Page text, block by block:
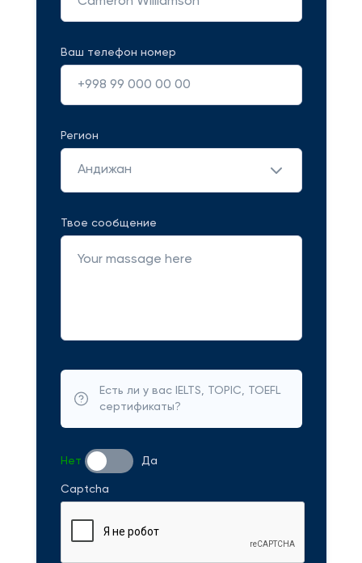
Ваш телефон номер
Регион
Андижан
Твое сообщение
Есть ли у вас IELTS, TOPIC, TOEFL
сертификаты?
Нет Да
Captcha